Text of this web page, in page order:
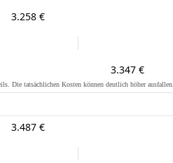
3.258 €
3.347 €
Die tatsächlichen Kosten können deutlich höher ausfallen.
3.487 €